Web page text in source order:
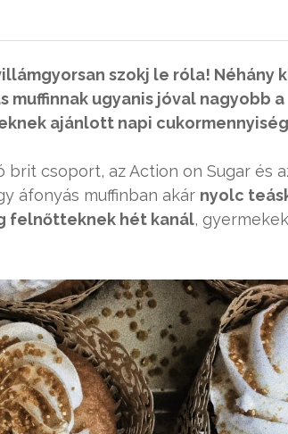
szokj le róla! Néhány
ugyanis jóval nagyobb a
ajánlott napi
csoport, az Action on Sugar és
áfonyás muffinban akár nyolc
felnőtteknek hét kanál,